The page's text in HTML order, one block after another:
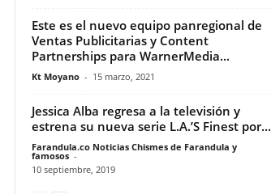
Este es el nuevo equipo panregional de
Ventas Publicitarias y Content
Partnerships para WarnerMedia...
Kt Moyano - 15 marzo, 2021
Jessica Alba regresa a la televisión y
estrena su nueva serie L.A.’S Finest por...
Farandula.co Noticias Chismes de Farandula y
famosos -
10 septiembre, 2019